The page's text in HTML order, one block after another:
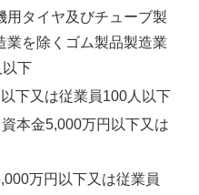
タイヤ及びチューブ製
業を除くゴム製品製造業
下
下又は従業員100人以下
資本金5,000万円以下又は
万円以下又は従業員